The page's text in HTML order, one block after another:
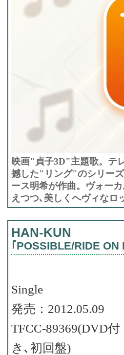
映画"貞子3D"主題歌。テ
撼した"リング"のシリー
ース明希が作曲。ヴォー
えつつ､美しくヘヴィなロ
HAN-KUN
｢POSSIBLE/RIDE ON
Single
発売：2012.05.09
TFCC-89369(DVD付
き､初回盤)